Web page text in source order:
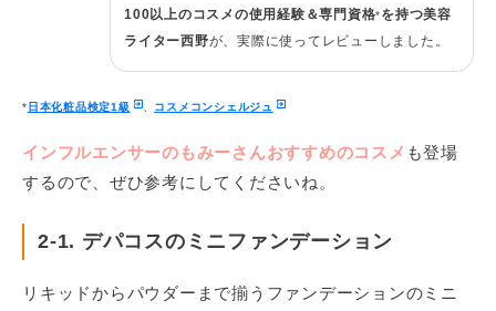
100以上のコスメの使用経験＆専門資格*を持つ美容
ライター西野が、実際に使ってレビューしました。
* 日本化粧品検定1級 、 コスメコンシェルジュ
インフルエンサーのもみーさんおすすめのコスメ も登場
するので、ぜひ参考にしてくださいね。
2-1. デパコスのミニファンデーション
リキッドからパウダーまで揃うファンデーションのミニ